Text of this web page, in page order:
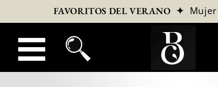
FAVORITOS DEL VERANO ✦ Mujer